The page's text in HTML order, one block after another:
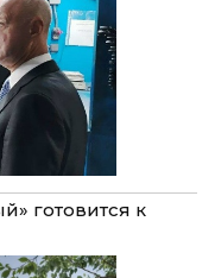
готовится к